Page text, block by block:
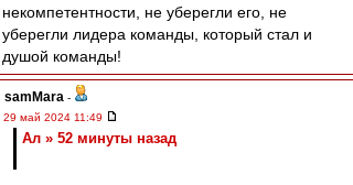
некомпетентности, не уберегли его, не
уберегли лидера команды, который стал и
душой команды!
samMara -
29 май 2024 11:49
Ал » 52 минуты назад